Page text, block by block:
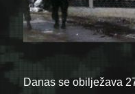
Danas se obilježava